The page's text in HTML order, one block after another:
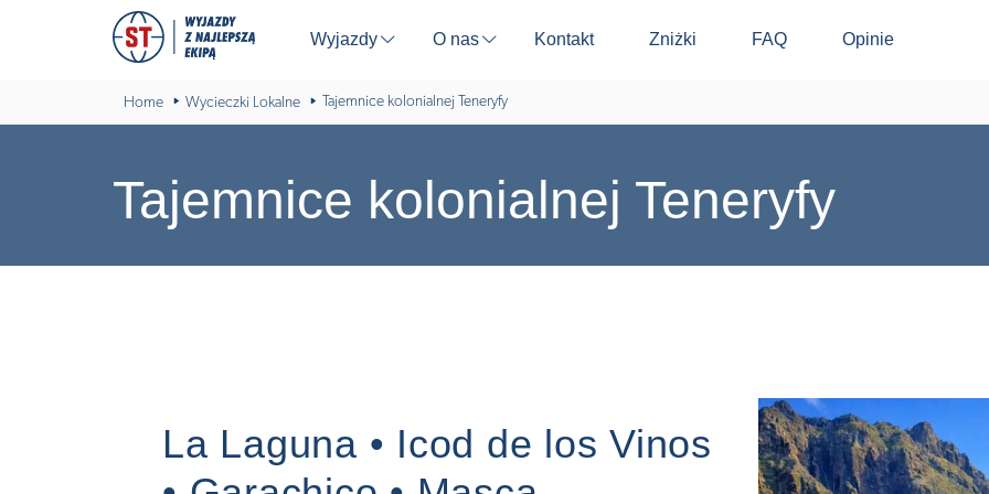
Wyjazdy ⬇ O nas ⬇ Kontakt Zniżki FAQ Opinie
Home Wycieczki Lokalne Tajemnice kolonialnej Teneryfy
Tajemnice kolonialnej Teneryfy
La Laguna • Icod de los Vinos